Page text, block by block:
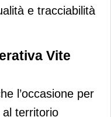
e tracciabilità
Vite
l’occasione per
territorio